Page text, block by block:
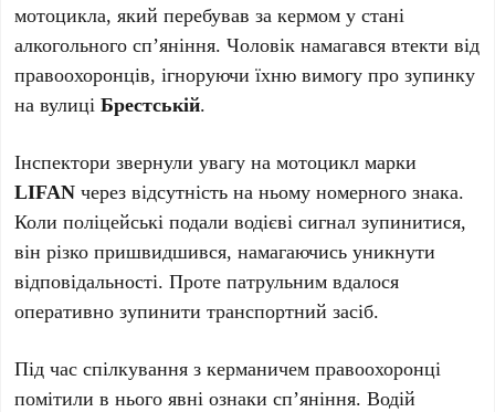
мотоцикла, який перебував за кермом у стані
алкогольного сп’яніння. Чоловік намагався втекти від
правоохоронців, ігноруючи їхню вимогу про зупинку
на вулиціБрестській.
Інспектори звернули увагу на мотоцикл марки
LIFAN через відсутність на ньому номерного знака.
Коли поліцейські подали водієві сигнал зупинитися,
він різко пришвидшився, намагаючись уникнути
відповідальності. Проте патрульним вдалося
оперативно зупинити транспортний засіб.
Під час спілкування з керманичем правоохоронці
помітили в нього явні ознаки сп’яніння. Водій